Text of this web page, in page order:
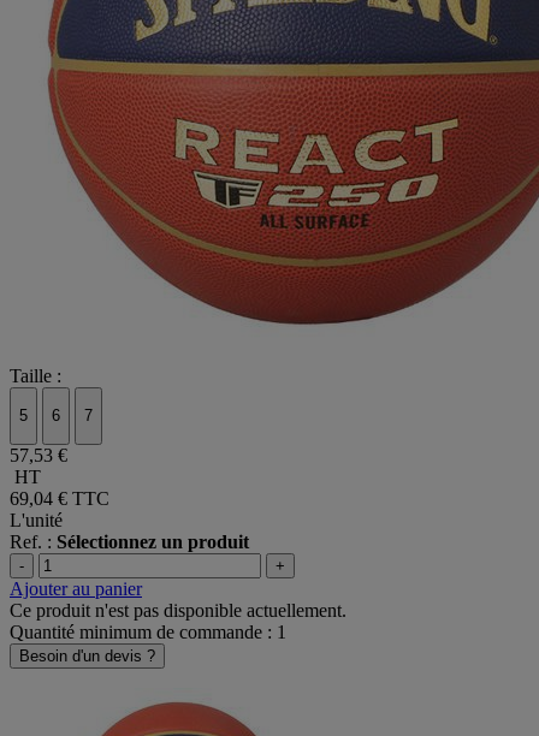
Taille :
5 6 7
57,53 €
HT
69,04 € TTC
L'unité
Ref. : Sélectionnez un produit
- +
Ajouter au panier
Ce produit n'est pas disponible actuellement.
Quantité minimum de commande : 1
Besoin d'un devis ?